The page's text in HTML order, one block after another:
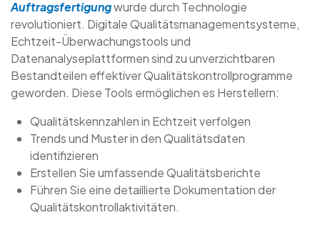
Auftragsfertigungwurde durch Technologie
revolutioniert. Digitale Qualitätsmanagementsysteme,
Echtzeit-Überwachungstools und
Datenanalyseplattformen sind zu unverzichtbaren
Bestandteilen effektiver Qualitätskontrollprogramme
geworden. Diese Tools ermöglichen es Herstellern:
Qualitätskennzahlen in Echtzeit verfolgen
Trends und Muster in den Qualitätsdaten
identifizieren
Erstellen Sie umfassende Qualitätsberichte
Führen Sie eine detaillierte Dokumentation der
Qualitätskontrollaktivitäten.